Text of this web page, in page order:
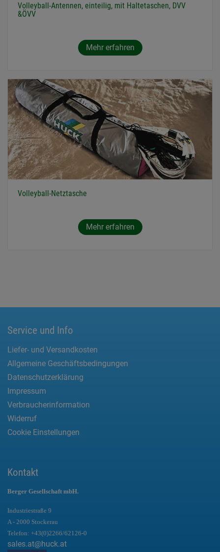
Volleyball-Antennen, einteilig, mit Haltetaschen, DVV
&ÖVV
Mehr erfahren
Volleyball-Netztasche
Mehr erfahren
Service und Info
Liefer- und Versandkosten
Allgemeine Geschäftsbedingungen
Datenschutzerklärung
Impressum
Verbraucherinformation
Widerruf
Cookie Einstellungen
Kontakt
Berger Gesellschaft mbH.
Industriestraße 9
A - 2000 Stockerau
Telefon: +43(0)2266/62126-0
sales.at@huck.at